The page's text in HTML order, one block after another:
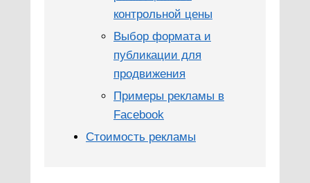
контрольной цены
Выбор формата и
публикации для
продвижения
Примеры рекламы в
Facebook
Стоимость рекламы